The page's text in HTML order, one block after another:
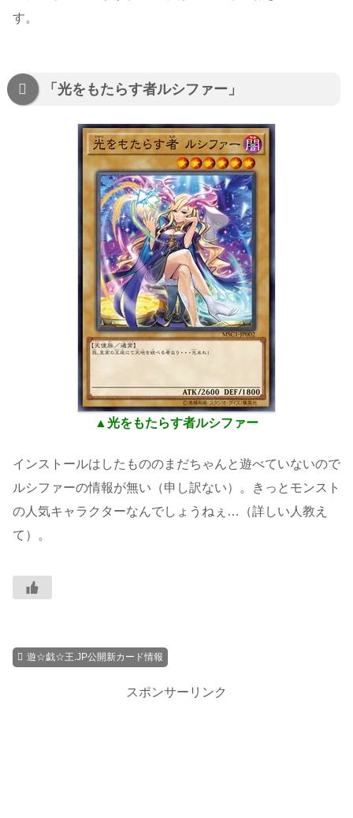
す。
「光をもたらす者ルシファー」
▲光をもたらす者ルシファー
インストールはしたもののまだちゃんと遊べていないので
ルシファーの情報が無い（申し訳ない）。きっとモンスト
の人気キャラクターなんでしょうねぇ…（詳しい人教え
て）。
遊☆戯☆王.JP公開新カード情報
スポンサーリンク